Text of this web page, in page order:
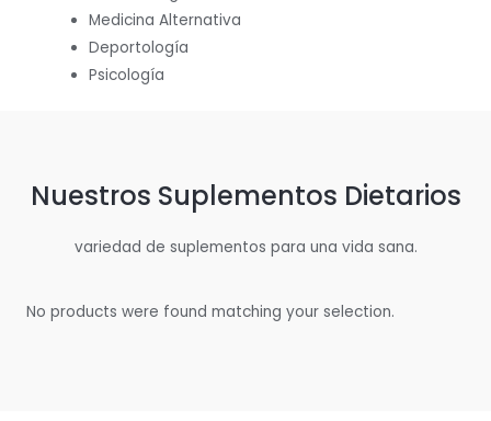
Medicina Alternativa
Deportología
Psicología
Nuestros Suplementos Dietarios
variedad de suplementos para una vida sana.
No products were found matching your selection.